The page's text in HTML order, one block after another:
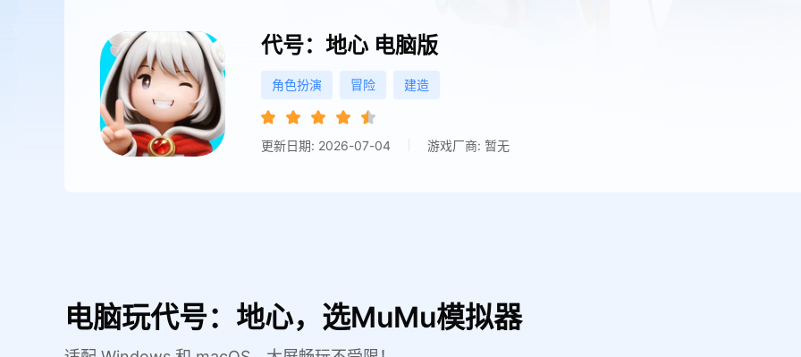
代号：地心 电脑版
角色扮演 冒险 建造
更新日期: 2026-07-04 游戏厂商: 暂无
电脑玩代号：地心，选MuMu模拟器